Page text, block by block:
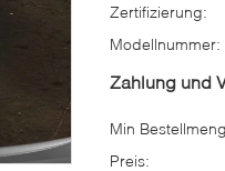
Zertifizierung:
Modellnummer:
Zahlung und
Min
Preis: